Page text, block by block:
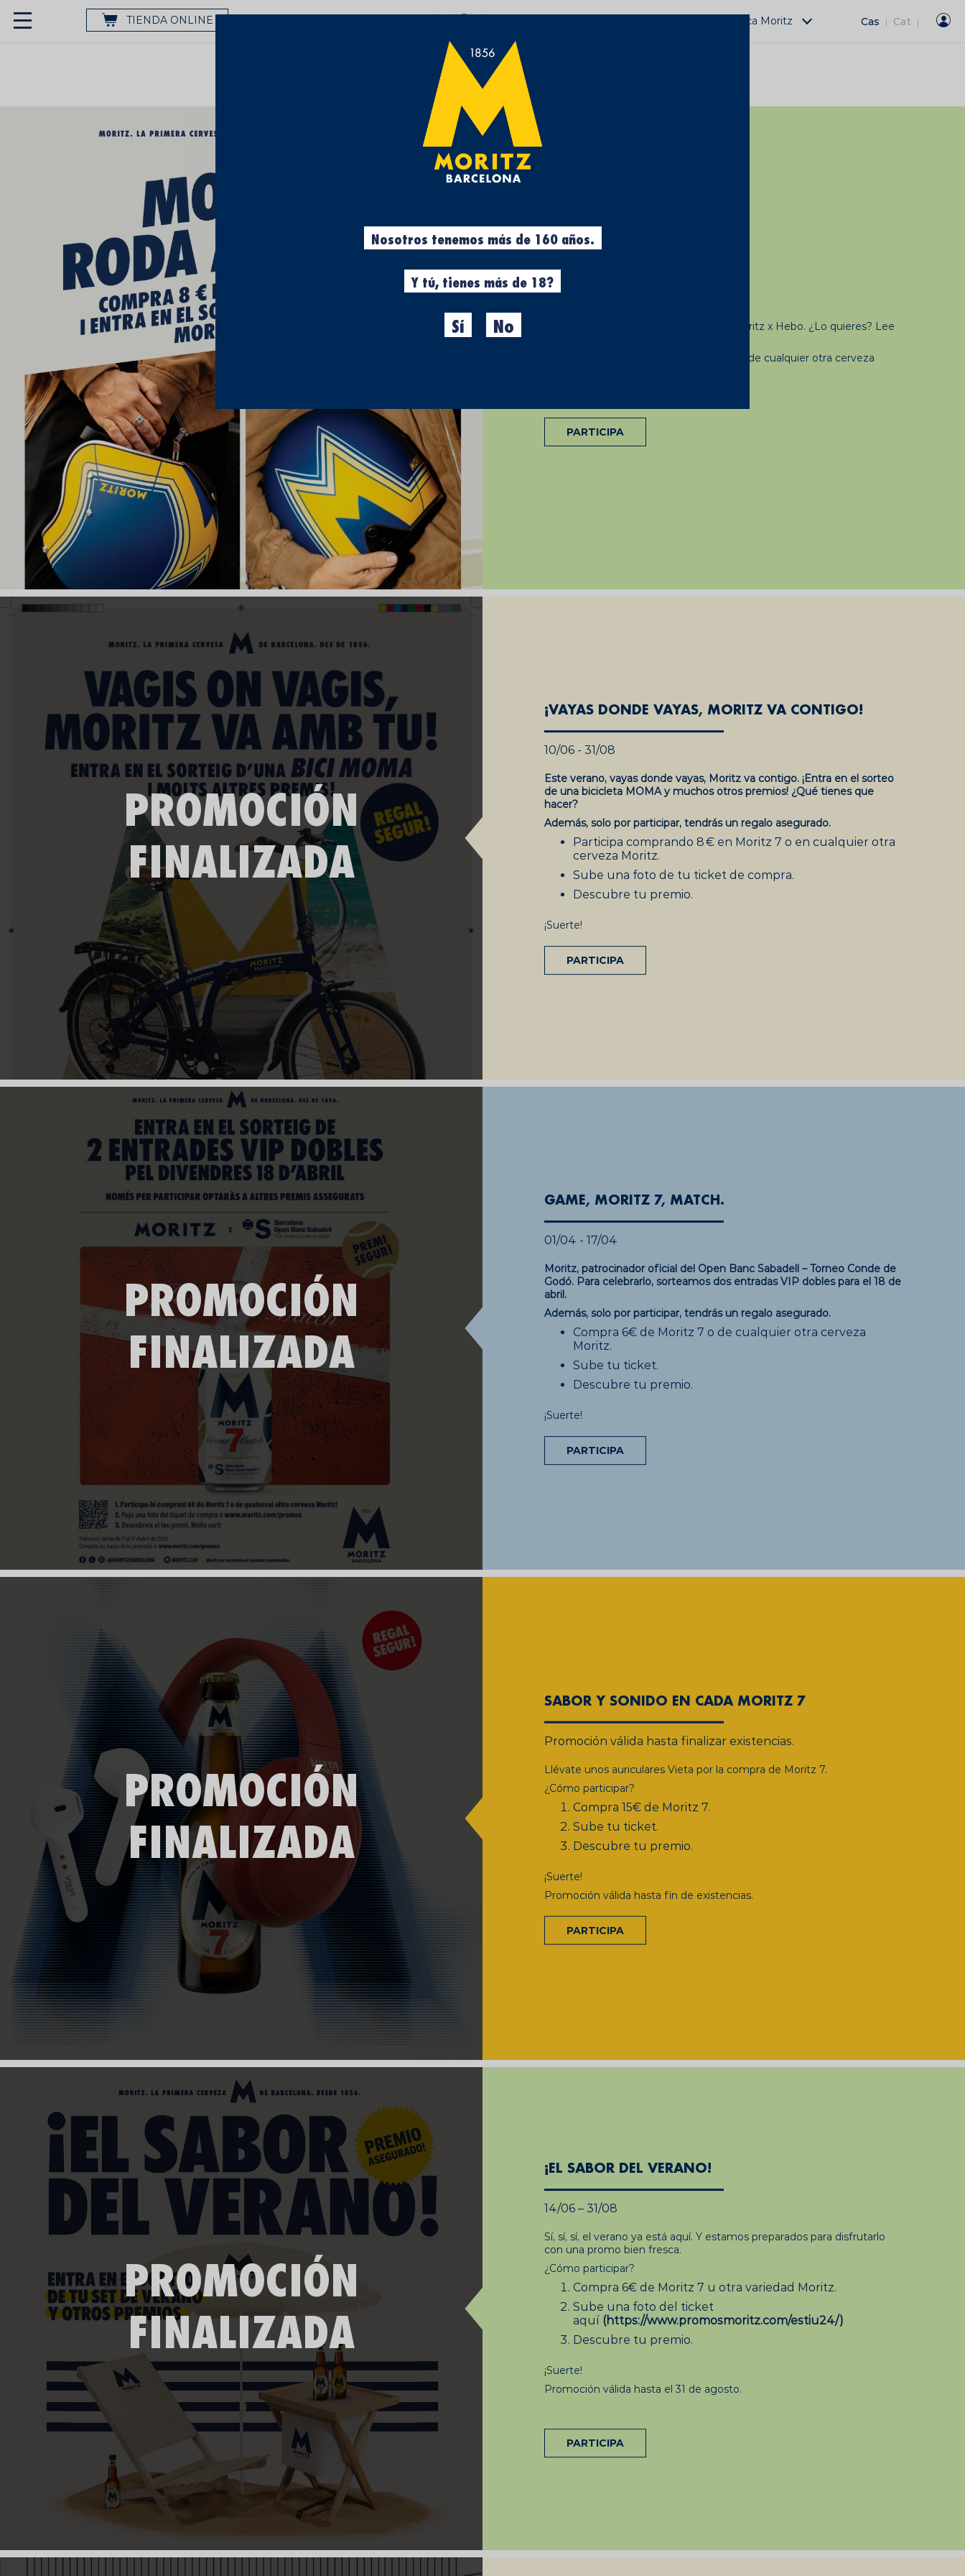
TIENDA ONLINE Actividades Fàbrica Moritz Cas | Cat |
NUESTRAS PROMOS
Estrenamos el nuevo casco de moto Moritz x Hebo. ¿Lo quieres? Lee
• Participa comprando 8 € de Moritz 7 o de cualquier otra cerveza
PARTICIPA
¡VAYAS DONDE VAYAS, MORITZ VA CONTIGO!
10/06 - 31/08
Este verano, vayas donde vayas, Moritz va contigo. ¡Entra en el sorteo
de una bicicleta MOMA y muchos otros premios! ¿Qué tienes que
hacer?
Además, solo por participar, tendrás un regalo asegurado.
Participa comprando 8 € en Moritz 7 o en cualquier otra
cerveza Moritz.
Sube una foto de tu ticket de compra.
Descubre tu premio.
¡Suerte!
PARTICIPA
GAME, MORITZ 7, MATCH.
01/04 - 17/04
Moritz, patrocinador oficial del Open Banc Sabadell – Torneo Conde de
Godó. Para celebrarlo, sorteamos dos entradas VIP dobles para el 18 de
abril.
Además, solo por participar, tendrás un regalo asegurado.
Compra 6€ de Moritz 7 o de cualquier otra cerveza
Moritz.
Sube tu ticket.
Descubre tu premio.
¡Suerte!
PARTICIPA
SABOR Y SONIDO EN CADA MORITZ 7
Promoción válida hasta finalizar existencias.
Llévate unos auriculares Vieta por la compra de Moritz 7.
¿Cómo participar?
Compra 15€ de Moritz 7.
Sube tu ticket.
Descubre tu premio.
¡Suerte!
Promoción válida hasta fin de existencias.
PARTICIPA
¡EL SABOR DEL VERANO!
14/06 – 31/08
Sí, sí, sí, el verano ya está aquí. Y estamos preparados para disfrutarlo
con una promo bien fresca.
¿Cómo participar?
Compra 6€ de Moritz 7 u otra variedad Moritz.
Sube una foto del ticket
aquí (https://www.promosmoritz.com/estiu24/)
Descubre tu premio.
¡Suerte!
Promoción válida hasta el 31 de agosto.
PARTICIPA
Nosotros tenemos más de 160 años.
Y tú, tienes más de 18?
Sí No